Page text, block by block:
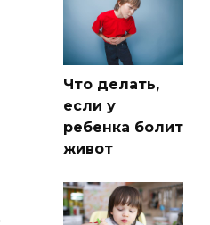
Что делать,
если у
ребенка болит
живот